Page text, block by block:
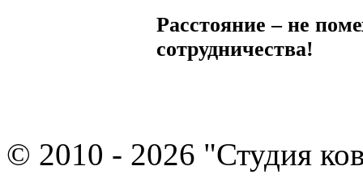
Расстояние – не
сотрудничества!
© 2010 - 2026 "Студия